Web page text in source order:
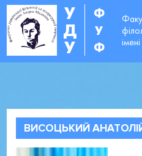
У
Д
У
Ф
У
Ф
Таблиця контактів,
ВИСОЦЬКИЙ